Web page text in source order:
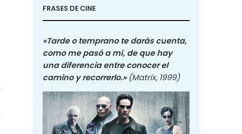
FRASES DE CINE
«Tarde o temprano te darás cuenta,
como me pasó a mí, de que hay
una diferencia entre conocer el
camino y recorrerlo.» (Matrix, 1999)